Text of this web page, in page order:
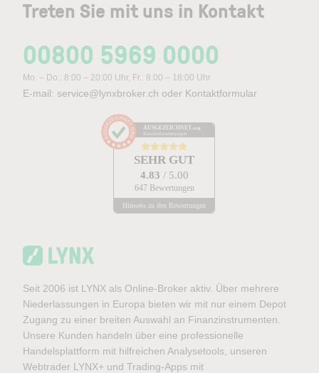
Treten Sie mit uns in Kontakt
00800 5969 0000
Mo. – Do.: 8:00 – 20:00 Uhr, Fr.: 8:00 – 18:00 Uhr
E-mail: service@lynxbroker.ch oder Kontaktformular
AUSGEZEICHNET .org
Kundenbewertungen
SEHR GUT
4.83 / 5.00
647 Bewertungen
Hinweis zu den Bewertungen
Seit 2006 ist LYNX als Online-Broker aktiv. Über mehrere
Niederlassungen in Europa bieten wir mit nur einem Depot
Zugang zu einer breiten Auswahl an Finanzinstrumenten.
Unsere Kunden handeln über eine professionelle
Handelsplattform mit hilfreichen Analysetools, unseren
Webtrader LYNX+ und Trading-Apps mit